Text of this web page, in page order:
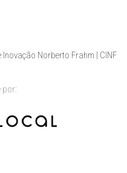
Norberto Frahm | CINF
por: